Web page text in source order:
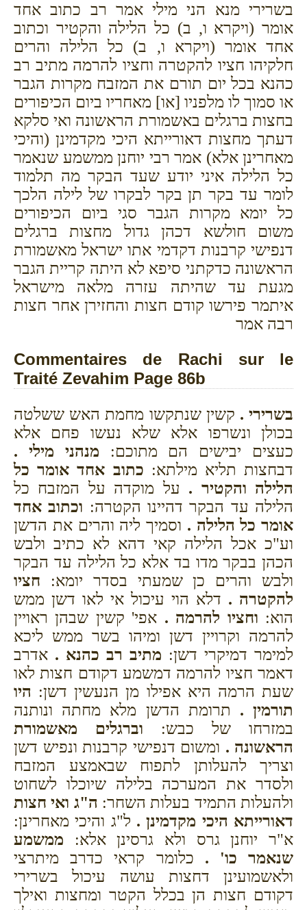
בשרירי מנא הני מילי אמר רב כתוב אחד
אומר (ויקרא ו, ב) כל הלילה והקטיר וכתוב
אחד אומר (ויקרא ו, ב) כל הלילה והרים
חלקיהו חציו להקטרה וחציו להרמה מתיב רב
כהנא בכל יום תורם את המזבח מקרות הגבר
או סמוך לו מלפניו [או] מאחריו ביום הכיפורים
בחצות ברגלים באשמורת הראשונה ואי סלקא
דעתך מחצות דאורייתא היכי מקדמינן (והיכי
מאחרינן אלא) אמר רבי יוחנן ממשמע שנאמר
כל הלילה איני יודע שעד הבקר מה תלמוד
לומר עד בקר תן בקר לבקרו של לילה הלכך
כל יומא מקרות הגבר סגי ביום הכיפורים
משום חולשא דכהן גדול מחצות ברגלים
דנפישי קרבנות דקדמי אתו ישראל מאשמורת
הראשונה כדקתני סיפא לא היתה קריית הגבר
מגעת עד שהיתה עזרה מלאה מישראל
איתמר פירשו קודם חצות והחזירן אחר חצות
רבה אמר
Commentaires de Rachi sur le
Traité Zevahim Page 86b
בשרירי . קשין שנתקשו מחמת האש ששלטה
בכולן ונשרפו אלא שלא נעשו פחם אלא
כעצים יבישים הם מתוכם: מנהני מילי .
דבחצות תליא מילתא: כתוב אחד אומר כל
הלילה והקטיר . על מוקדה על המזבח כל
הלילה עד הבקר דהיינו הקטרה: וכתוב אחד
אומר כל הלילה . וסמיך ליה והרים את הדשן
וע"כ אכל הלילה קאי דהא לא כתיב ולבש
הכהן בבקר מדו בד אלא כל הלילה עד הבקר
ולבש והרים כן שמעתי בסדר יומא: חציו
להקטרה . דלא הוי עיכול אי לאו דשן ממש
הוא: וחציו להרמה . אפי' קשין שבהן ראויין
להרמה וקרויין דשן ומיהו בשר ממש ליכא
למימר דמיקרי דשן: מתיב רב כהנא . אדרב
דאמר חציו להרמה דמשמע דקודם חצות לאו
שעת הרמה היא אפילו מן הנעשין דשן: היו
תורמין . תרומת הדשן מלא מחתה ונותנה
במזרחו של כבש: וברגלים מאשמורת
הראשונה . ומשום דנפישי קרבנות ונפיש דשן
וצריך להעלותן לתפוח שבאמצע המזבח
ולסדר את המערכה בלילה שיוכלו לשחוט
ולהעלות התמיד בעלות השחר: ה"ג ואי חצות
דאורייתא היכי מקדמינן . ל"ג והיכי מאחרינן:
א"ר יוחנן גרס ולא גרסינן אלא: ממשמע
שנאמר כו' . כלומר קראי כדרב מיתרצי
ולאשמועינן דחצות עושה עיכול בשרירי
דקודם חצות הן בכלל הקטר ומחצות ואילך